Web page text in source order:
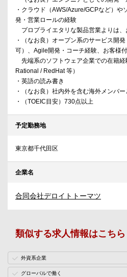
・クラウド（AWS/Azure/GCPなど）や
発・営業ロールの経験
プロプライエタリな製品営業よりは
・（なお良）オープン系のサービス開
可）、Agile開発・コーチ経験、お客様
先端系のソフトウェア企業での在籍経
Rational / RedHat 等）
・英語の読み書き
・（なお良）社内外を含む海外メンバ
・（TOEIC目安）730点以上
予定勤務地
東京都千代田区
企業名
合同会社デロイトトーマツ
類似する求人情報はこちら
外資系企業
グローバルで働く